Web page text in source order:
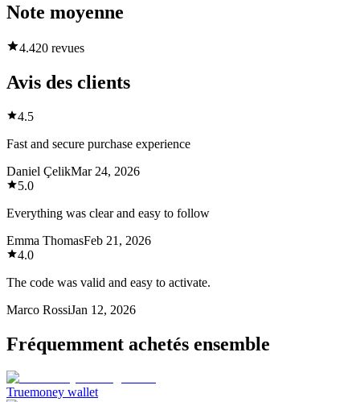
Note moyenne
4.420 revues
Avis des clients
4.5
Fast and secure purchase experience
Daniel ÇelikMar 24, 2026
5.0
Everything was clear and easy to follow
Emma ThomasFeb 21, 2026
4.0
The code was valid and easy to activate.
Marco RossiJan 12, 2026
Fréquemment achetés ensemble
Truemoney wallet